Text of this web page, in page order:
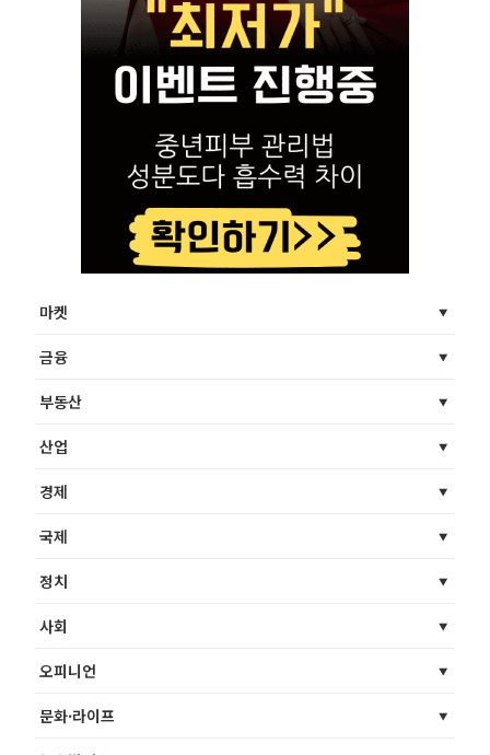
마켓
금융
부동산
산업
경제
국제
정치
사회
오피니언
문화·라이프